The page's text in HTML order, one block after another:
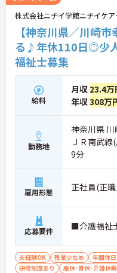
です。
＜意見を言い合えるフラッ
を遠慮なく共有できる、風
利用者様の小さな変化を見
切にし、スタッフ同士も
関係性を築いています。
株式会社ニチイ学館ニチイケ
【神奈川県／川崎
る♪年休110日◎少
福祉士募集
給料
月収 23.4万
年収308万
勤務地
神奈川県
ＪＲ南武
9分
雇用形態 正社員(正
応募要件 ■介護福祉
未経験OK 残業少なめ 年間休
研修制度あり
産休･育休･介護休